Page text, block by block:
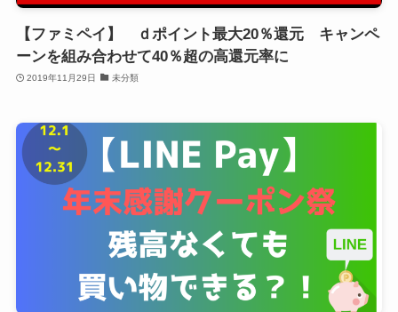
【ファミペイ】 ｄポイント最大20％還元 キャンペ
ーンを組み合わせて40％超の高還元率に
2019年11月29日 未分類